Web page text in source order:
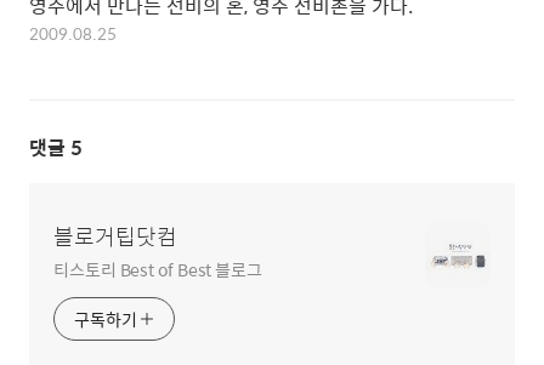
2009.08.25
댓글 5
블로거팁닷컴
티스토리 Best of Best 블로그
구독하기